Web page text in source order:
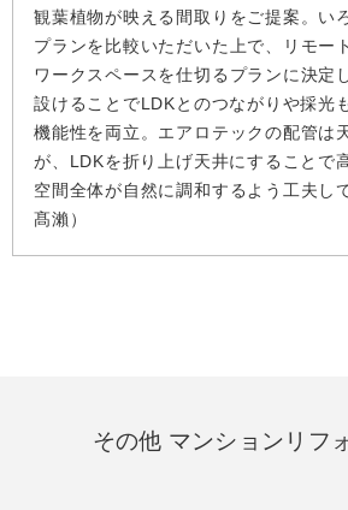
観葉植物が映える間取りをご提案。い
プランを比較いただいた上で、リモー
ワークスペースを仕切るプランに決定
設けることでLDKとのつながりや採光
機能性を両立。エアロテックの配管は
が、LDKを折り上げ天井にすることで
空間全体が自然に調和するよう工夫し
髙瀨）
その他 マンションリフ